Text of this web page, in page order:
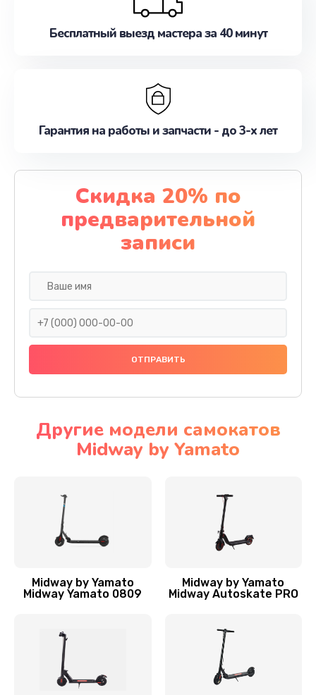
Бесплатный выезд мастера за 40 минут
Гарантия на работы и запчасти - до 3-х лет
Скидка 20% по
предварительной
записи
Другие модели самокатов
Midway by Yamato
Midway by Yamato
Midway Yamato 0809
Midway by Yamato
Midway Autoskate PRO